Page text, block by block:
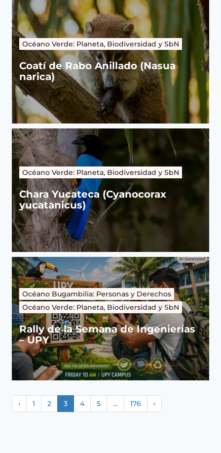
Océano Verde: Planeta, Biodiversidad y SbN
Coatí de Rabo Anillado (Nasua
narica)
Océano Verde: Planeta, Biodiversidad y SbN
Chara Yucateca (Cyanocorax
yucatanicus)
Océano Bugambilia: Personas y Derechos
Océano Verde: Planeta, Biodiversidad y SbN
Rally de la Semana de Ingenierías
– UPY
‹ 1 2 3 4 5 … 176 ›